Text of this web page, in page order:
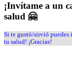
¡Invítame a un
salud 🤗
Si te gustó/sirvió puedes
tu salud! ¡Gracias!